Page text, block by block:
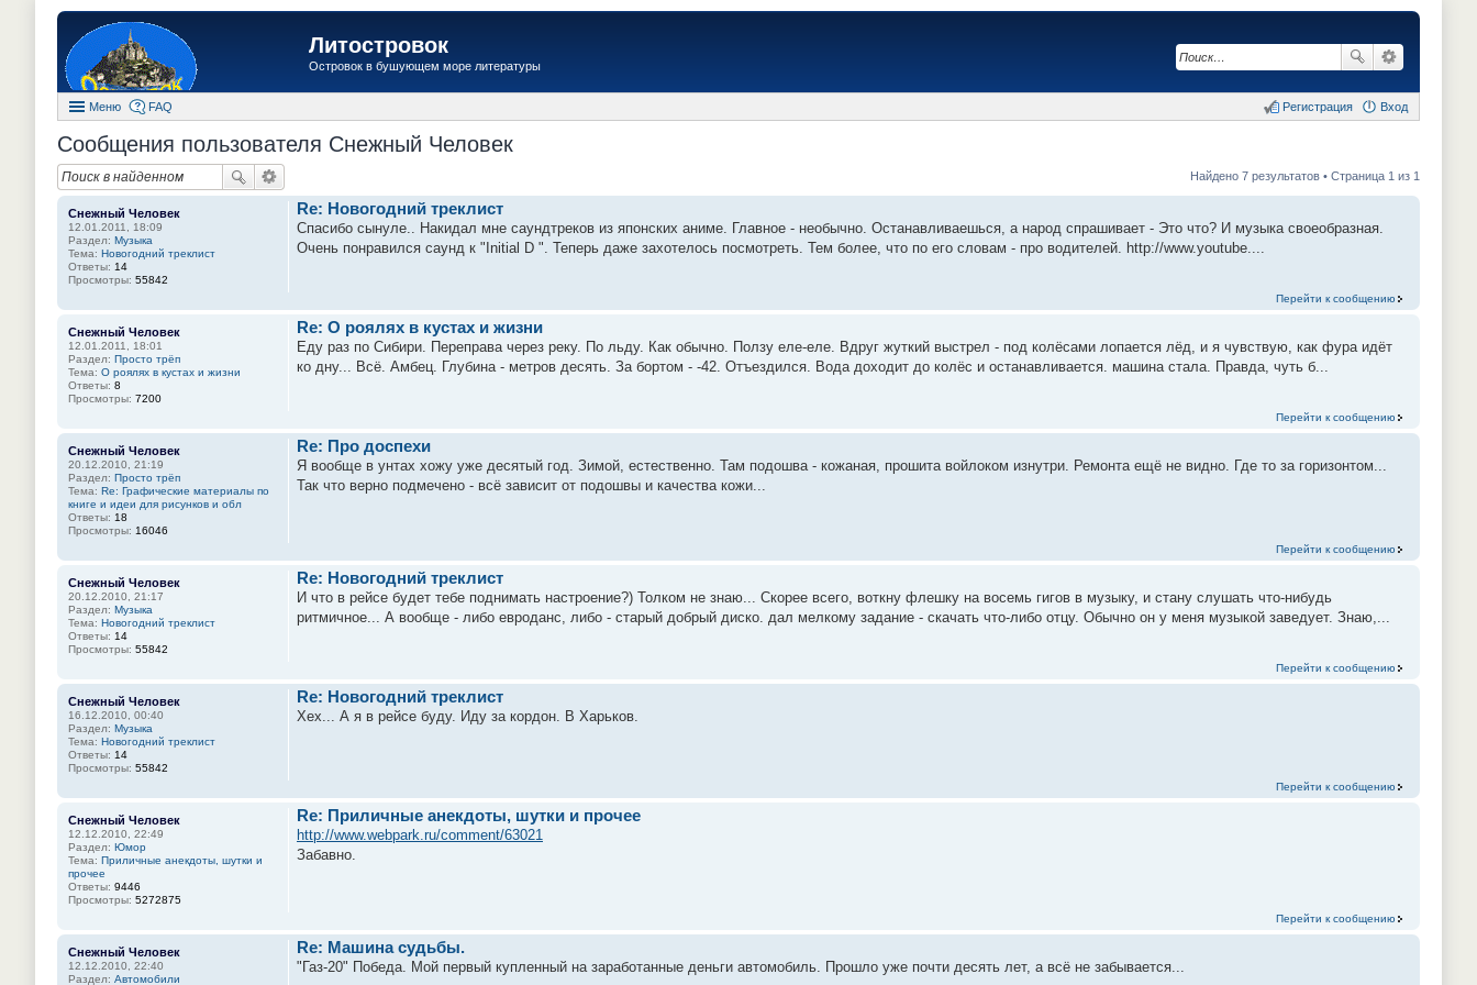
Литостровок
Островок в бушующем море литературы
Меню FAQ Вход
Регистрация
Сообщения пользователя Снежный Человек
Найдено 7 результатов • Страница 1 из 1
Снежный Человек
12.01.2011, 18:09
Раздел: Музыка
Тема: Новогодний треклист
Ответы: 14
Просмотры: 55842
Re: Новогодний треклист
Спасибо сынуле.. Накидал мне саундтреков из японских аниме. Главное - необычно. Останавливаешься, а народ спрашивает - Это что? И музыка своеобразная.
Очень понравился саунд к "Initial D ". Теперь даже захотелось посмотреть. Тем более, что по его словам - про водителей. http://www.youtube....
Перейти к сообщению
Снежный Человек
12.01.2011, 18:01
Раздел: Просто трёп
Тема: О роялях в кустах и жизни
Ответы: 8
Просмотры: 7200
Re: О роялях в кустах и жизни
Еду раз по Сибири. Переправа через реку. По льду. Как обычно. Ползу еле-еле. Вдруг жуткий выстрел - под колёсами лопается лёд, и я чувствую, как фура идёт
ко дну... Всё. Амбец. Глубина - метров десять. За бортом - -42. Отъездился. Вода доходит до колёс и останавливается. машина стала. Правда, чуть б...
Перейти к сообщению
Снежный Человек
20.12.2010, 21:19
Раздел: Просто трёп
Тема: Re: Графические материалы по
книге и идеи для рисунков и обл
Ответы: 18
Просмотры: 16046
Re: Про доспехи
Я вообще в унтах хожу уже десятый год. Зимой, естественно. Там подошва - кожаная, прошита войлоком изнутри. Ремонта ещё не видно. Где то за горизонтом...
Так что верно подмечено - всё зависит от подошвы и качества кожи...
Перейти к сообщению
Снежный Человек
20.12.2010, 21:17
Раздел: Музыка
Тема: Новогодний треклист
Ответы: 14
Просмотры: 55842
Re: Новогодний треклист
И что в рейсе будет тебе поднимать настроение?) Толком не знаю... Скорее всего, воткну флешку на восемь гигов в музыку, и стану слушать что-нибудь
ритмичное... А вообще - либо евроданс, либо - старый добрый диско. дал мелкому задание - скачать что-либо отцу. Обычно он у меня музыкой заведует. Знаю,...
Перейти к сообщению
Снежный Человек
16.12.2010, 00:40
Раздел: Музыка
Тема: Новогодний треклист
Ответы: 14
Просмотры: 55842
Re: Новогодний треклист
Хех... А я в рейсе буду. Иду за кордон. В Харьков.
Перейти к сообщению
Снежный Человек
12.12.2010, 22:49
Раздел: Юмор
Тема: Приличные анекдоты, шутки и
прочее
Ответы: 9446
Просмотры: 5272875
Re: Приличные анекдоты, шутки и прочее
http://www.webpark.ru/comment/63021
Забавно.
Перейти к сообщению
Снежный Человек
12.12.2010, 22:40
Раздел: Автомобили
Re: Машина судьбы.
"Газ-20" Победа. Мой первый купленный на заработанные деньги автомобиль. Прошло уже почти десять лет, а всё не забывается...